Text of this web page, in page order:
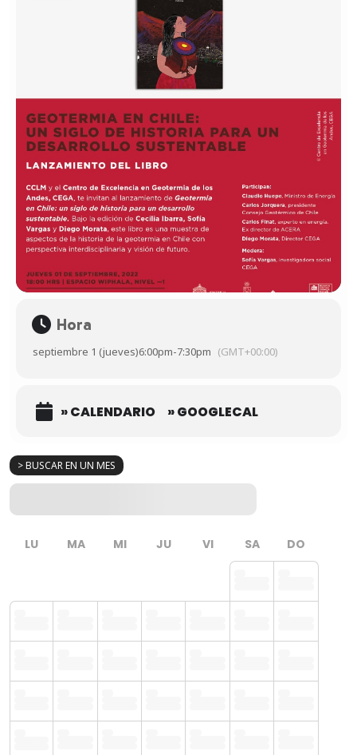
> BUSCAR EN UN MES
LU MA MI JU VI SA DO
Hora
septiembre 1 (jueves)6:00pm-7:30pm (GMT+00:00)
» CALENDARIO » GOOGLECAL